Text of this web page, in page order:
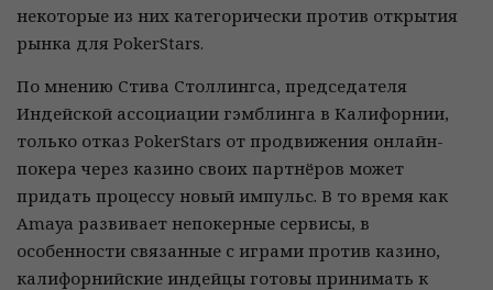
некоторые из них категорически против открытия
рынка для PokerStars.
По мнению Стива Столлингса, председателя
Индейской ассоциации гэмблинга в Калифорнии,
только отказ PokerStars от продвижения онлайн-
покера через казино своих партнёров может
придать процессу новый импульс. В то время как
Amaya развивает непокерные сервисы, в
особенности связанные с играми против казино,
калифорнийские индейцы готовы принимать к